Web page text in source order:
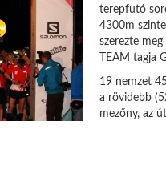
terepfutó
4300m
szerezte
TEAM tagja
19 nemzet
a rövidebb
mezőny, az